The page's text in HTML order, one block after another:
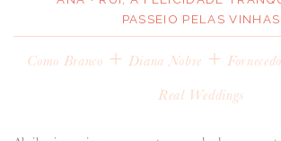
MELHOR INSPIRAÇÃO
ENTREVISTAS
CASAVA-ME AQUI!
PASSEIO PELAS VINHAS
Como Branco + Diana Nobre +
Real Weddings